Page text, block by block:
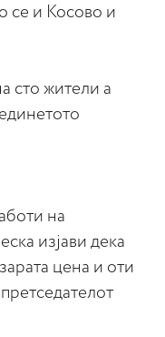
се и Косово и
сто жители а
на
изјави дека
цена и оти